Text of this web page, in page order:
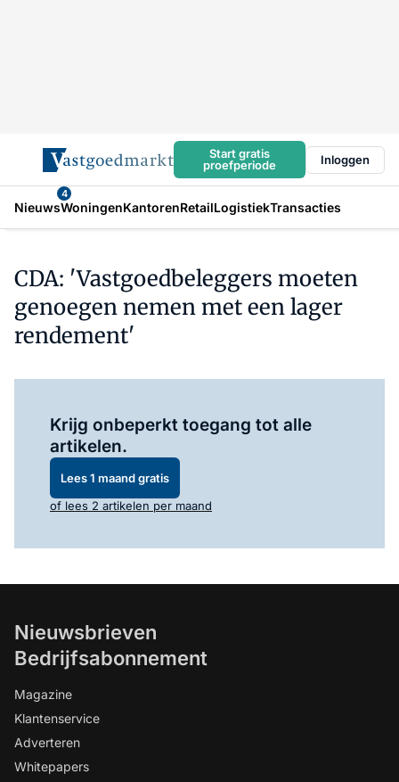
Start gratis
proefperiode
Inloggen
Nieuws
4
WoningenKantorenRetailLogistiekTransacties
CDA: 'Vastgoedbeleggers moeten
genoegen nemen met een lager
rendement'
Krijg onbeperkt toegang tot alle
artikelen.
Lees 1 maand gratis
of lees 2 artikelen per maand
Nieuwsbrieven
Bedrijfsabonnement
Magazine
Klantenservice
Adverteren
Whitepapers